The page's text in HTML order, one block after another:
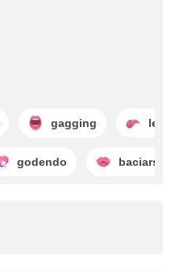
gagging
godendo baciarsi